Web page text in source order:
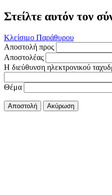
Στείλτε αυτόν τον
Κλείσιμο Παράθυρου
Αποστολή προς
Αποστολέας
Η διεύθυνση ηλεκτρονικού
Θέμα
Αποστολή Ακύρωση